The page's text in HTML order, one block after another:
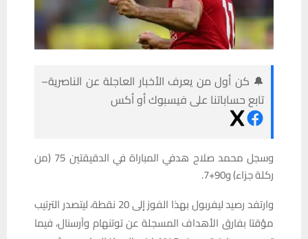
🔔 كن أول من يعرف الأخبار العاجلة عن الناصرية–
تابع حساباتنا على فيسبوك أو أكس
وسجل محمد صلاح هدفي المباراة في الدقيقتين 75 (من
ركلة جزاء) و90+7.
وارتفد رصيد ليفربول بهذا الفوز إلى 20 نقطة، ليتصدر الترتيب
مؤقتا بفارق الأهداف المسجلة عن توتنهام وآرسنال، فيما